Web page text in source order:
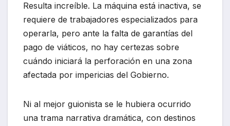
Resulta increíble. La máquina está inactiva, se
requiere de trabajadores especializados para
operarla, pero ante la falta de garantías del
pago de viáticos, no hay certezas sobre
cuándo iniciará la perforación en una zona
afectada por impericias del Gobierno.
Ni al mejor guionista se le hubiera ocurrido
una trama narrativa dramática, con destinos